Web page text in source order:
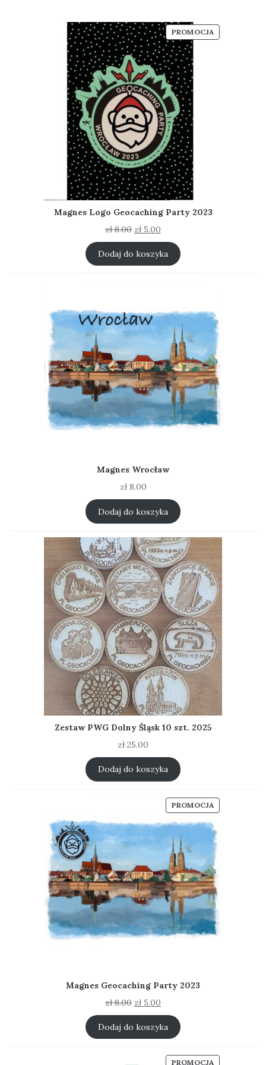
PROMOCJAPRODUKT
W
Magnes Logo Geocaching Party 2023
zł8.00 Pierwotna
wynosiła:
zł 8.00.
zł5.00
wynosi:
zł 5.00.
Dodaj do koszyka
Magnes Wrocław
zł8.00
Dodaj do koszyka
Zestaw PWG Dolny Śląsk 10 szt. 2025
zł25.00
Dodaj do koszyka
PROMOCJAPRODUKT
W
PROMOCJI
Magnes Geocaching Party 2023
zł8.00 Pierwotna
wynosiła:
zł 8.00.
zł5.00
wynosi:
zł 5.00.
Dodaj do koszyka
PROMOCJAPRODUKT